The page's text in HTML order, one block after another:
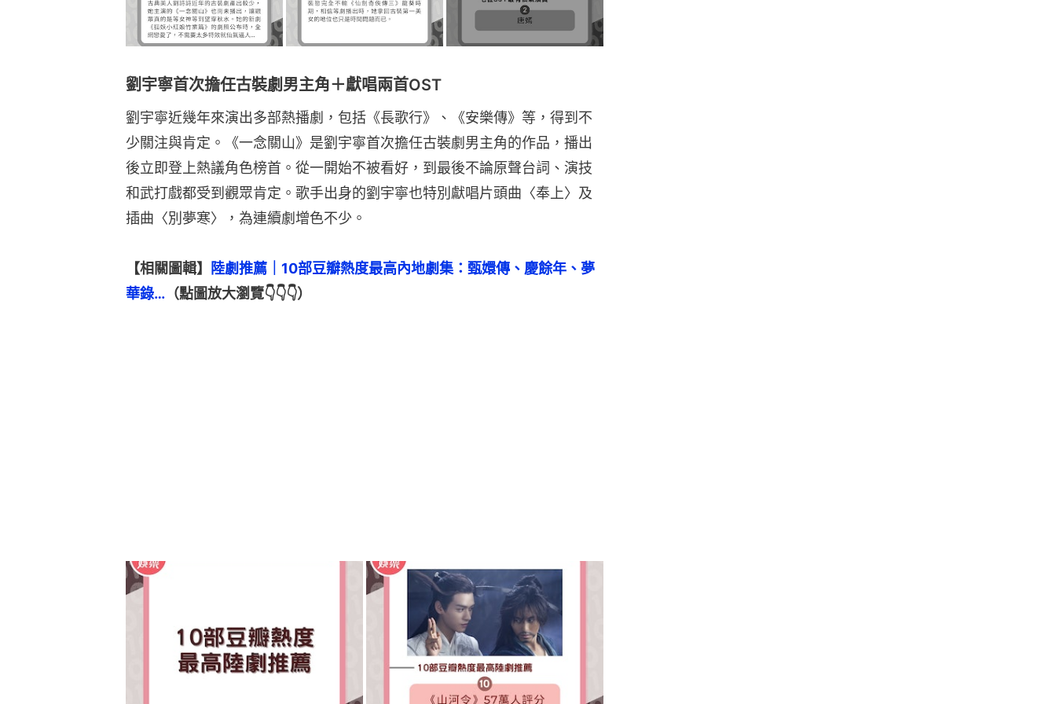
劉宇寧首次擔任古裝劇男主角＋獻唱兩首OST
劉宇寧近幾年來演出多部熱播劇，包括《長歌行》、《安樂傳》等，得到不
少關注與肯定。《一念關山》是劉宇寧首次擔任古裝劇男主角的作品，播出
後立即登上熱議角色榜首。從一開始不被看好，到最後不論原聲台詞、演技
和武打戲都受到觀眾肯定。歌手出身的劉宇寧也特別獻唱片頭曲〈奉上〉及
插曲〈別夢寒〉，為連續劇增色不少。
【相關圖輯】
陸劇推薦｜10部豆瓣熱度最高內地劇集：甄嬛傳、慶餘年、夢
華錄… （點圖放大瀏覽👇👇👇）